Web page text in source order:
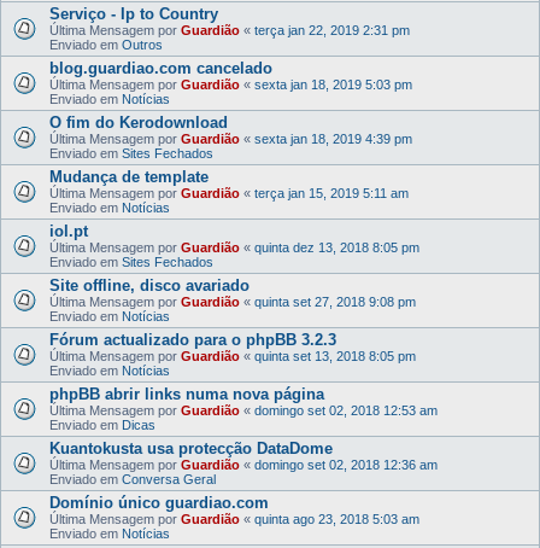
Serviço - Ip to Country
Última Mensagem por Guardião « terça jan 22, 2019 2:31 pm
Enviado em Outros
blog.guardiao.com cancelado
Última Mensagem por Guardião « sexta jan 18, 2019 5:03 pm
Enviado em Notícias
O fim do Kerodownload
Última Mensagem por Guardião « sexta jan 18, 2019 4:39 pm
Enviado em Sites Fechados
Mudança de template
Última Mensagem por Guardião « terça jan 15, 2019 5:11 am
Enviado em Notícias
iol.pt
Última Mensagem por Guardião « quinta dez 13, 2018 8:05 pm
Enviado em Sites Fechados
Site offline, disco avariado
Última Mensagem por Guardião « quinta set 27, 2018 9:08 pm
Enviado em Notícias
Fórum actualizado para o phpBB 3.2.3
Última Mensagem por Guardião « quinta set 13, 2018 8:05 pm
Enviado em Notícias
phpBB abrir links numa nova página
Última Mensagem por Guardião « domingo set 02, 2018 12:53 am
Enviado em Dicas
Kuantokusta usa protecção DataDome
Última Mensagem por Guardião « domingo set 02, 2018 12:36 am
Enviado em Conversa Geral
Domínio único guardiao.com
Última Mensagem por Guardião « quinta ago 23, 2018 5:03 am
Enviado em Notícias